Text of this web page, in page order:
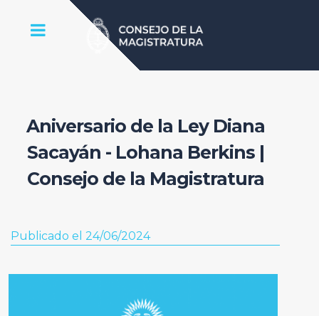
Aniversario de la Ley Diana
Sacayán - Lohana Berkins |
Consejo de la Magistratura
Publicado el 24/06/2024